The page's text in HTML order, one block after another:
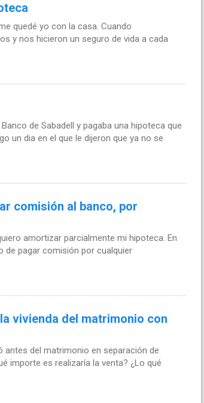
quedé yo con la casa. Cuando
y nos hicieron un seguro de vida a cada
de Sabadell y pagaba una hipoteca que
un dia en el que le dijeron que ya no se
comisión al banco, por
amortizar parcialmente mi hipoteca. En
de pagar comisión por cualquier
vivienda del matrimonio con
del matrimonio en separación de
importe es realizaría la venta? ¿Lo qué